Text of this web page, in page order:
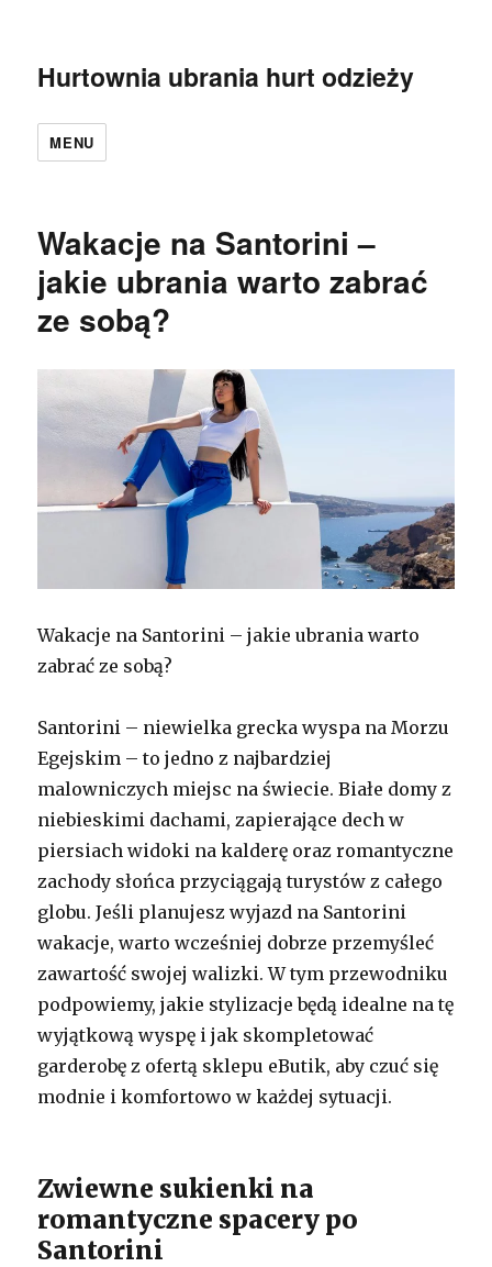
Hurtownia ubrania hurt odzieży
MENU
Wakacje na Santorini –
jakie ubrania warto zabrać
ze sobą?
Wakacje na Santorini – jakie ubrania warto
zabrać ze sobą?
Santorini – niewielka grecka wyspa na Morzu
Egejskim – to jedno z najbardziej
malowniczych miejsc na świecie. Białe domy z
niebieskimi dachami, zapierające dech w
piersiach widoki na kalderę oraz romantyczne
zachody słońca przyciągają turystów z całego
globu. Jeśli planujesz wyjazd na Santorini
wakacje, warto wcześniej dobrze przemyśleć
zawartość swojej walizki. W tym przewodniku
podpowiemy, jakie stylizacje będą idealne na tę
wyjątkową wyspę i jak skompletować
garderobę z ofertą sklepu eButik, aby czuć się
modnie i komfortowo w każdej sytuacji.
Zwiewne sukienki na
romantyczne spacery po
Santorini